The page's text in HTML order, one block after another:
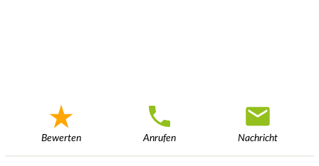
Bewerten Anrufen Nachricht